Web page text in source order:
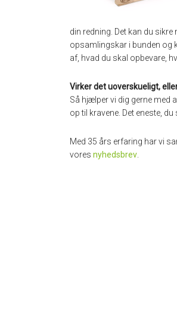
din redning. Det kan du sikre
opsamlingskar i bunden og
af, hvad du skal opbevare,
Virker det uoverskueligt,
Så hjælper vi dig gerne med
op til kravene. Det eneste,
Med 35 års erfaring har vi
vores nyhedsbrev